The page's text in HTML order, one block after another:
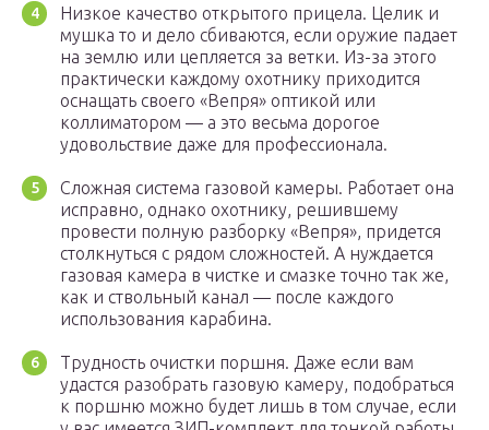
Низкое качество открытого прицела. Целик и
мушка то и дело сбиваются, если оружие падает
на землю или цепляется за ветки. Из-за этого
практически каждому охотнику приходится
оснащать своего «Вепря» оптикой или
коллиматором — а это весьма дорогое
удовольствие даже для профессионала.
Сложная система газовой камеры. Работает она
исправно, однако охотнику, решившему
провести полную разборку «Вепря», придется
столкнуться с рядом сложностей. А нуждается
газовая камера в чистке и смазке точно так же,
как и ствольный канал — после каждого
использования карабина.
Трудность очистки поршня. Даже если вам
удастся разобрать газовую камеру, подобраться
к поршню можно будет лишь в том случае, если